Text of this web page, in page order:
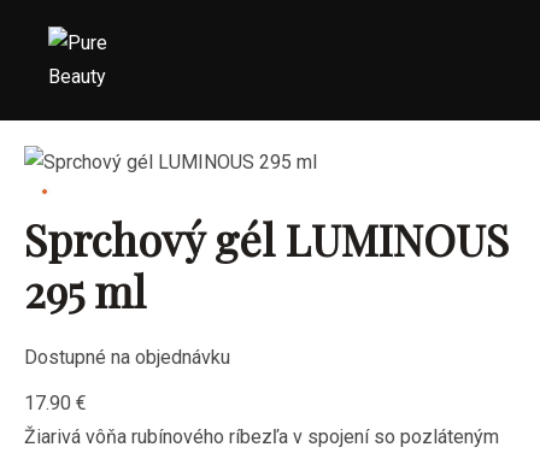
Sprchový gél LUMINOUS
295 ml
Dostupné na objednávku
17.90 €
Žiarivá vôňa rubínového ríbezľa v spojení so pozláteným